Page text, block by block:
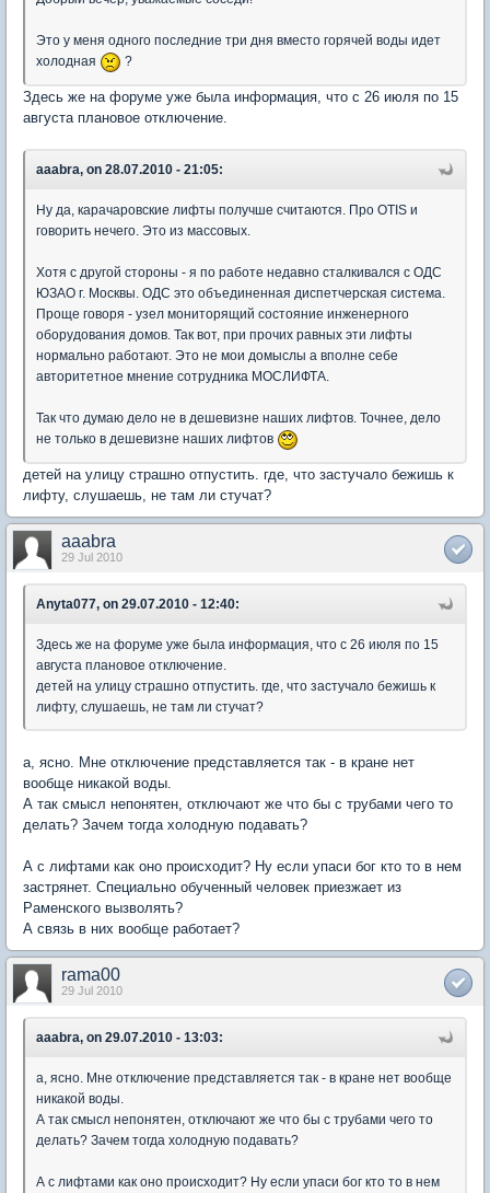
Это у меня одного последние три дня вместо горячей воды идет
холодная
?
Здесь же на форуме уже была информация, что с 26 июля по 15
августа плановое отключение.
aaabra, on 28.07.2010 - 21:05:
Ну да, карачаровские лифты получше считаются. Про OTIS и
говорить нечего. Это из массовых.
Хотя с другой стороны - я по работе недавно сталкивался с ОДС
ЮЗАО г. Москвы. ОДС это объединенная диспетчерская система.
Проще говоря - узел мониторящий состояние инженерного
оборудования домов. Так вот, при прочих равных эти лифты
нормально работают. Это не мои домыслы а вполне себе
авторитетное мнение сотрудника МОСЛИФТА.
Так что думаю дело не в дешевизне наших лифтов. Точнее, дело
не только в дешевизне наших лифтов
детей на улицу страшно отпустить. где, что застучало бежишь к
лифту, слушаешь, не там ли стучат?
aaabra
29 Jul 2010
Anyta077, on 29.07.2010 - 12:40:
Здесь же на форуме уже была информация, что с 26 июля по 15
августа плановое отключение.
детей на улицу страшно отпустить. где, что застучало бежишь к
лифту, слушаешь, не там ли стучат?
а, ясно. Мне отключение представляется так - в кране нет
вообще никакой воды.
А так смысл непонятен, отключают же что бы с трубами чего то
делать? Зачем тогда холодную подавать?
А с лифтами как оно происходит? Ну если упаси бог кто то в нем
застрянет. Специально обученный человек приезжает из
Раменского вызволять?
А связь в них вообще работает?
rama00
29 Jul 2010
aaabra, on 29.07.2010 - 13:03:
а, ясно. Мне отключение представляется так - в кране нет вообще
никакой воды.
А так смысл непонятен, отключают же что бы с трубами чего то
делать? Зачем тогда холодную подавать?
А с лифтами как оно происходит? Ну если упаси бог кто то в нем